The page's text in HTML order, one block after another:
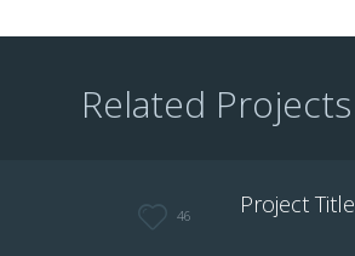
Related Projects
46 Project Title